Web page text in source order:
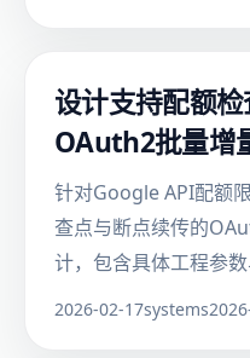
设计支持配额
OAuth2批量增
针对Google API配额
查点与断点续传的
计，包含具体工程参数
2026-02-17systems